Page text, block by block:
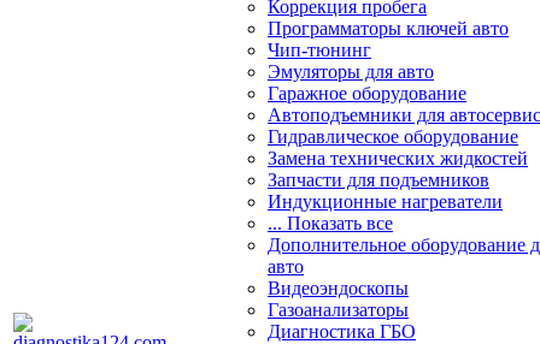
Коррекция пробега
Программаторы ключей авто
Чип-тюнинг
Эмуляторы для авто
Гаражное оборудование
Автоподъемники для
Гидравлическое оборудование
Замена технических жидкостей
Запчасти для подъемников
Индукционные нагреватели
... Показать все
Дополнительное оборудование
авто
Видеоэндоскопы
Газоанализаторы
Диагностика ГБО